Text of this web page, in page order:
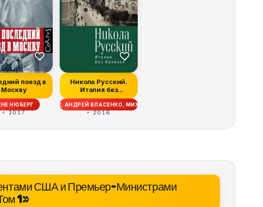
поезд в
Москву
НЮБЕРГ
2017
Никола Русский.
Италия без
Колизея
БОРИС ШИРЯЕВ, АНДРЕЙ ВЛАСЕНКО, МИХАИЛ ТАЛАЛАЙ
2016
США и Премьер-Министрами
1»